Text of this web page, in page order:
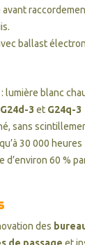
ballast
: lumière blanc
G24d-3 et G24q-3
sans
30 000 heures
d’environ 60 %
des